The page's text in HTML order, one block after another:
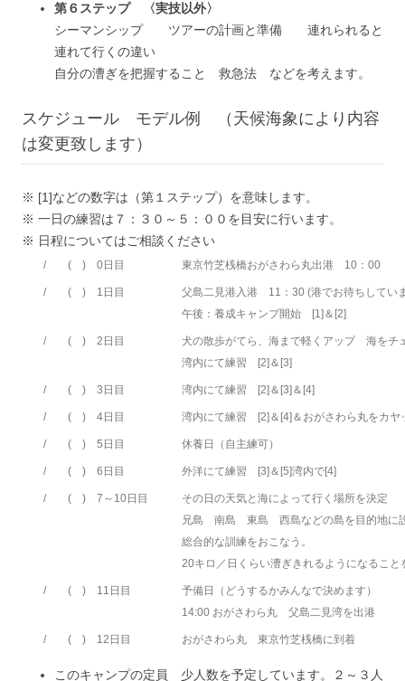
第６ステップ 〈実技以外〉
シーマンシップ ツアーの計画と準備 連れられると
連れて行くの違い
自分の漕ぎを把握すること 救急法 などを考えます。
スケジュール モデル例 （天候海象により内容
は変更致します）
※ [1]などの数字は（第１ステップ）を意味します。
※ 一日の練習は７：３０～５：００を目安に行います。
※ 日程についてはご相談ください
/ ( ) 0日目 東京竹芝桟橋おがさわら丸出港 10：00
/ ( ) 1日目
父島二見港入港 11：30 (港でお待ちしてい
午後：養成キャンプ開始 [1]＆[2]
/ ( ) 2日目
犬の散歩がてら、海まで軽くアップ 海をチ
湾内にて練習 [2]＆[3]
/ ( ) 3日目 湾内にて練習 [2]＆[3]＆[4]
/ ( ) 4日目 湾内にて練習 [2]＆[4]＆おがさわら丸をカヤ
/ ( ) 5日目 休養日（自主練可）
/ ( ) 6日目 外洋にて練習 [3]＆[5]湾内で[4]
/ ( ) 7～10日目
その日の天気と海によって行く場所を決定
兄島 南島 東島 西島などの島を目的地に
総合的な訓練をおこなう。
20キロ／日くらい漕ぎきれるようになること
/ ( ) 11日目
予備日（どうするかみんなで決めます）
14:00 おがさわら丸 父島二見湾を出港
/ ( ) 12日目 おがさわら丸 東京竹芝桟橋に到着
このキャンプの定員 少人数を予定しています。２～３人